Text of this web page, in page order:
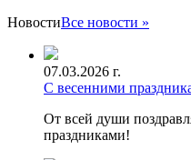
НовостиВсе новости »
07.03.2026 г.
С весенними
От всей души
праздниками!